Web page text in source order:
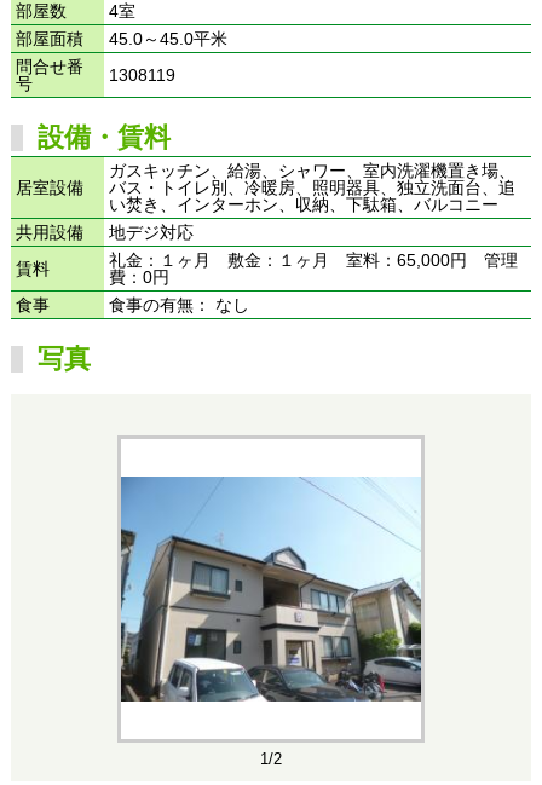
部屋数
4室
部屋面積
45.0～45.0平米
問合せ番
号
1308119
設備・賃料
居室設備
ガスキッチン、給湯、シャワー、室内洗濯機置き場、
バス・トイレ別、冷暖房、照明器具、独立洗面台、追
い焚き、インターホン、収納、下駄箱、バルコニー
共用設備
地デジ対応
賃料
礼金：１ヶ月 敷金：１ヶ月 室料：65,000円 管理
費：0円
食事
食事の有無： なし
写真
1/2